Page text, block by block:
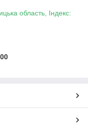
область, Індекс: